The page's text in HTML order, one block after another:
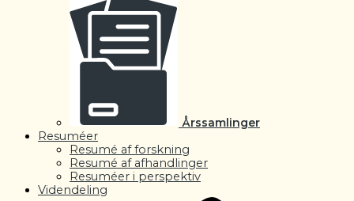
Årssamlinger
Resuméer
Resumé af forskning
Resumé af afhandlinger
Resuméer i perspektiv
Videndeling